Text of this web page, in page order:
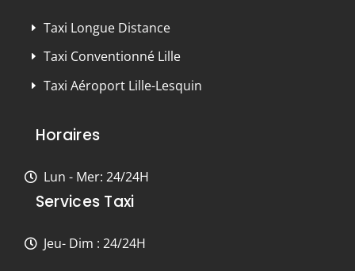
Taxi Longue Distance
Taxi Conventionné Lille
Taxi Aéroport Lille-Lesquin
Horaires
Lun - Mer: 24/24H
Services Taxi
Jeu- Dim : 24/24H